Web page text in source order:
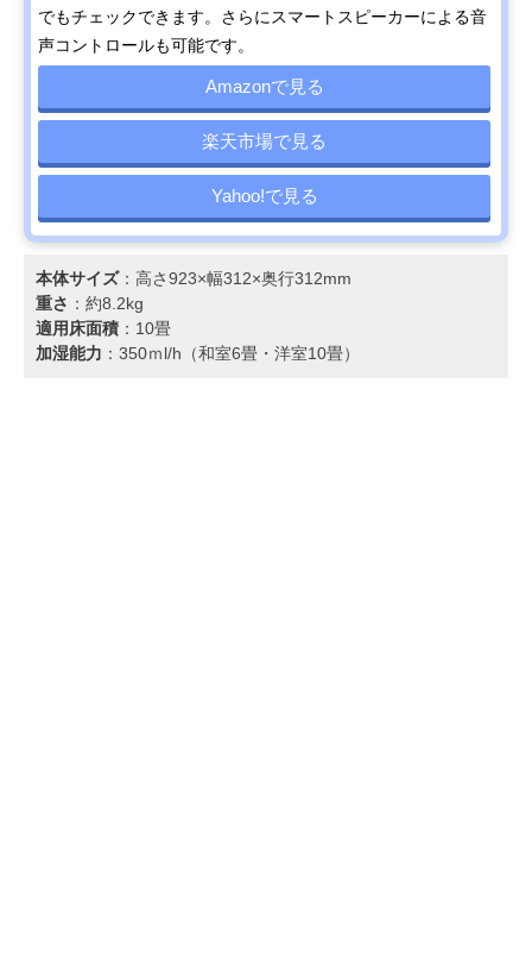
でもチェックできます。さらにスマートスピーカーによる音
声コントロールも可能です。
Amazonで見る
楽天市場で見る
Yahoo!で見る
本体サイズ：高さ923×幅312×奥行312mm
重さ ：約8.2kg
適用床面積 ：10畳
加湿能力 ：350ｍl/h（和室6畳・洋室10畳）